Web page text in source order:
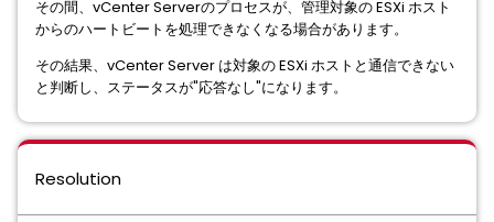
その間、vCenter Serverのプロセスが、管理対象の ESXi ホスト
からのハートビートを処理できなくなる場合があります。
その結果、vCenter Server は対象の ESXi ホストと通信できない
と判断し、ステータスが"応答なし"になります。
Resolution